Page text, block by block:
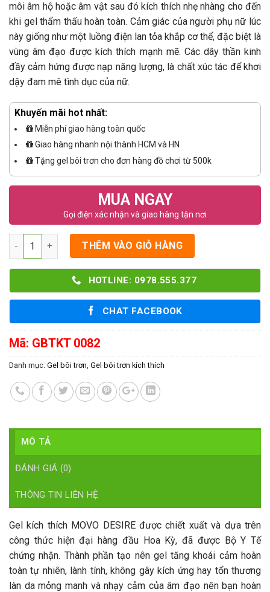
môi âm hộ hoặc âm vật sau đó kích thích nhẹ nhàng cho đến
khi gel thẩm thấu hoàn toàn. Cảm giác của người phụ nữ lúc
này giống như một luồng điện lan tỏa khắp cơ thể, đặc biệt là
vùng âm đạo được kích thích mạnh mẽ. Các dây thần kinh
đầy cảm hứng được nạp năng lượng, là chất xúc tác để khơi
dậy đam mê tình dục của nữ.
Khuyến mãi hot nhất:
Miễn phí giao hàng toàn quốc
Giao hàng nhanh nội thành HCM và HN
Tặng gel bôi trơn cho đơn hàng đồ chơi từ 500k
MUA NGAY
Gọi điện xác nhận và giao hàng tận nơi
Số lượng THÊM VÀO GIỎ HÀNG
HOTLINE: 0978.555.377
CHAT FACEBOOK
Mã: GBTKT 0082
Danh mục: Gel bôi trơn Gel bôi trơn kích thích
MÔ TẢ
ĐÁNH GIÁ (0)
THÔNG TIN LIÊN HỆ
Gel kích thích MOVO DESIRE được chiết xuất và dựa trên
công thức hiện đại hàng đầu Hoa Kỳ, đã được Bộ Y Tế
chứng nhận. Thành phần tạo nên gel tăng khoái cảm hoàn
toàn tự nhiên, lành tính, không gây kích ứng hay tổn thương
làn da mỏng manh và nhạy cảm của âm đạo nên bạn hoàn